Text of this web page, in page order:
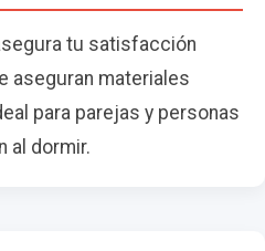
tu satisfacción
aseguran materiales
para parejas y personas
al dormir.